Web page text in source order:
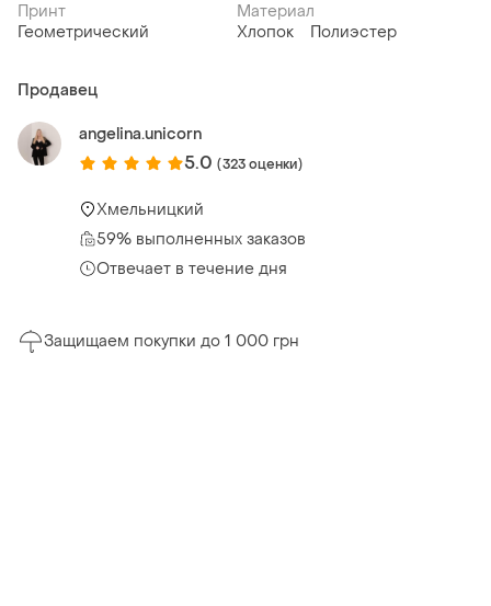
Принт
Геометрический
Материал
Хлопок
Полиэстер
Продавец
angelina.unicorn
5.0 (323 оценки)
Хмельницкий
59% выполненных заказов
Отвечает в течение дня
Защищаем покупки до 1 000 грн